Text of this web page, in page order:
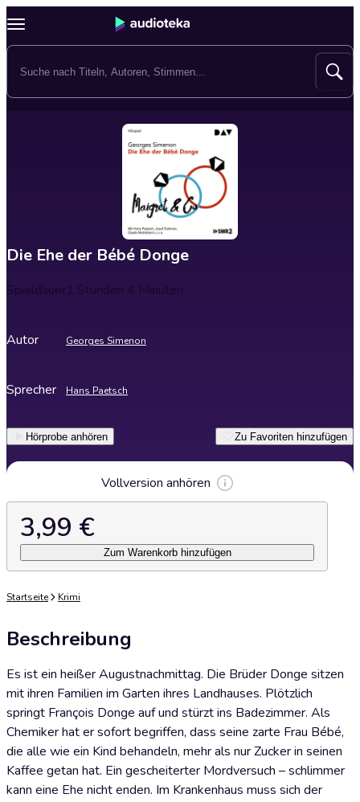
Die Ehe der Bébé Donge
Spieldauer1 Stunden 4 Minuten
Autor Georges Simenon
Sprecher Hans Paetsch
Hörprobe anhören Zu Favoriten hinzufügen
Vollversion anhören
3,99 €
Zum Warenkorb hinzufügen
Startseite Krimi
Beschreibung
Es ist ein heißer Augustnachmittag. Die Brüder Donge sitzen
mit ihren Familien im Garten ihres Landhauses. Plötzlich
springt François Donge auf und stürzt ins Badezimmer. Als
Chemiker hat er sofort begriffen, dass seine zarte Frau Bébé,
die alle wie ein Kind behandeln, mehr als nur Zucker in seinen
Kaffee getan hat. Ein gescheiterter Mordversuch – schlimmer
kann eine Ehe nicht enden. Im Krankenhaus muss sich der